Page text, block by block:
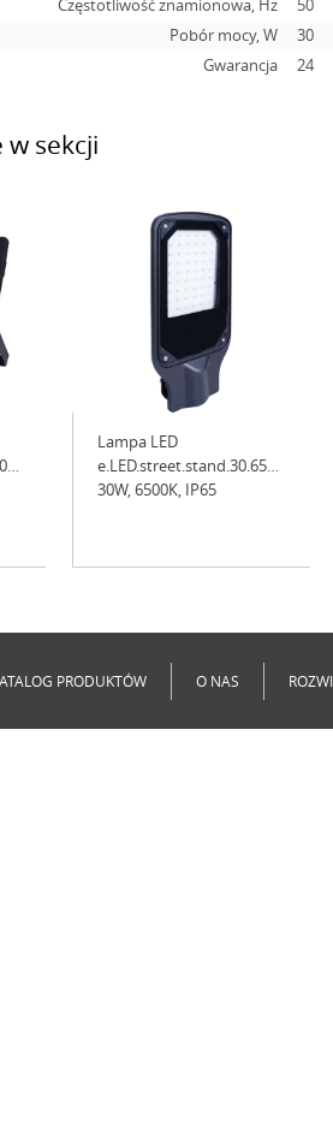
Częstotliwość znamionowa, Hz
50
Pobór mocy, W
30
Gwarancja
24
w sekcji
Lampa LED
e.LED.street.stand.30.6500,
30W, 6500К, IP65
PRODUKTÓW O NAS